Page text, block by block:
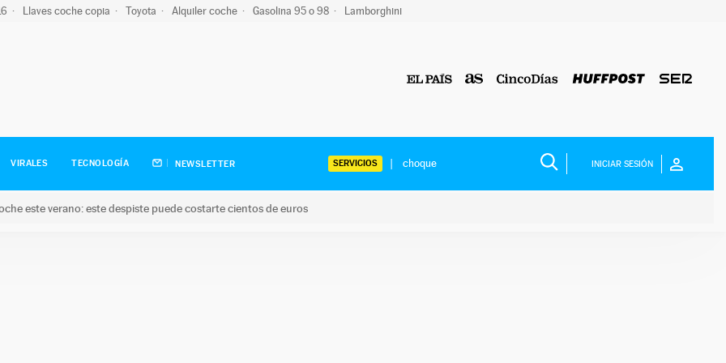
Llaves coche copia Toyota Alquiler coche Gasolina 95 o 98 Lamborghini
VIRALES TECNOLOGÍA NEWSLETTER SERVICIOS INICIAR SESIÓN
este verano: este despiste puede costarte cientos de euros